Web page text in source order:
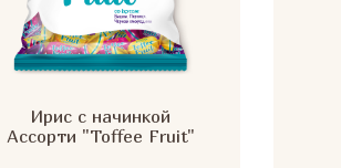
Ирис с начинкой
Ассорти "Toffee Fruit"